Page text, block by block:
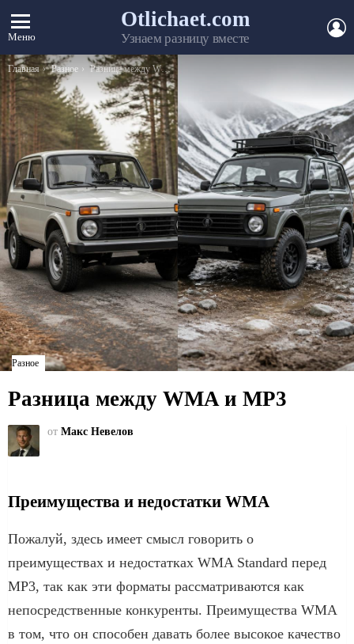
Меню
Otlichaet.com
Узнаем разницу вместе
Вы здесь:
Главная Разное Разница между WMA и MP3
Разное
Разница между WMA и MP3
от Макс Невелов
Преимущества и недостатки WMA
Пожалуй, здесь имеет смысл говорить о
преимуществах и недостатках WMA Standard перед
MP3, так как эти форматы рассматриваются как
непосредственные конкуренты. Преимущества WMA
в том, что он способен давать более высокое качество